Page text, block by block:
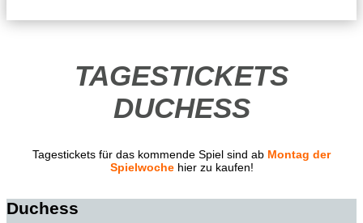
TAGESTICKETS
DUCHESS
Tagestickets für das kommende Spiel sind ab Montag der
Spielwochehier zu kaufen!
Duchess